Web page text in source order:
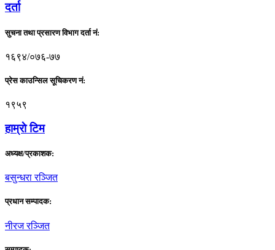
दर्ता
सुचना तथा प्रसारण विभाग दर्ता नं:
१६९४/०७६-७७
प्रेस काउन्सिल सूचिकरण नं:
१९५९
हाम्राे टिम
अध्यक्ष/प्रकाशक:
बसुन्धरा रञ्जित
प्रधान सम्पादक:
नीरज रञ्जित